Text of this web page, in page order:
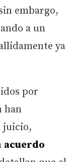
embargo,
a un
ya
por
han
juicio,
acuerdo